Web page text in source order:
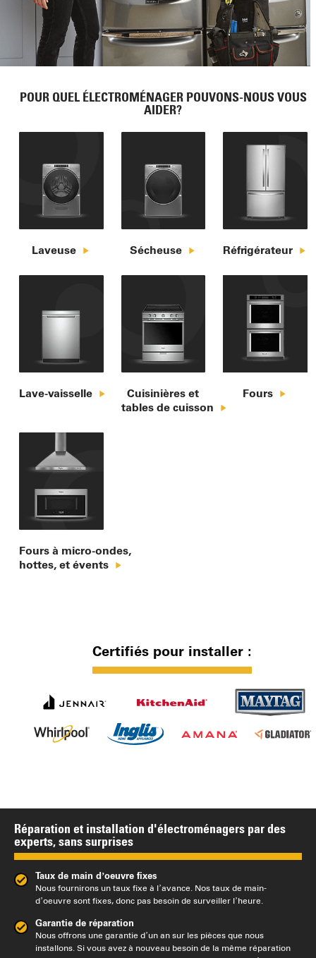
POUR QUEL ÉLECTROMÉNAGER POUVONS-NOUS VOUS
AIDER?
Laveuse Sécheuse Réfrigérateur
Lave-vaisselle
Cuisinières et
tables de cuisson
Fours
Fours à micro-ondes,
hottes, et évents
Certifiés pour installer :
Réparation et installation d'électroménagers par des
experts, sans surprises
Taux de main d’oeuvre fixes
Nous fournirons un taux fixe à l’avance. Nos taux de main-
d’oeuvre sont fixes, donc pas besoin de surveiller l’heure.
Garantie de réparation
Nous offrons une garantie d’un an sur les pièces que nous
installons. Si vous avez à nouveau besoin de la même réparation